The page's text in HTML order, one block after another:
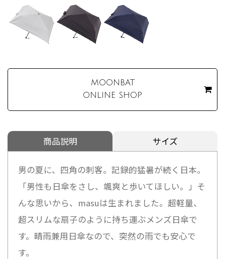
MOONBAT
ONLINE SHOP
商品説明 サイズ
男の夏に、四角の刺客。記録的猛暑が続く日本。
「男性も日傘をさし、颯爽と歩いてほしい。」そ
んな思いから、masuは生まれました。超軽量、
超スリムな扇子のように持ち運ぶメンズ日傘で
す。晴雨兼用日傘なので、突然の雨でも安心で
す。